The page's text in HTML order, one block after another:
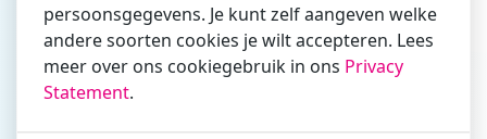
Is de contactpersoon ook een cursist?
Ja
Nee
persoonsgegevens. Je kunt zelf aangeven welke
andere soorten cookies je wilt accepteren. Lees
meer over ons cookiegebruik in ons Privacy
Statement.